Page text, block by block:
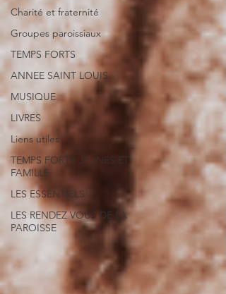
Charité et fraternité
Groupes paroissiaux
TEMPS FORTS
ANNEE SAINT LOUIS
MUSIQUE
LIVRES
Liens utiles
TEMPS FORTS JEUNES ET
FAMILLE
LES ESSENTIELS
LES RENDEZ VOUS DE LA
PAROISSE